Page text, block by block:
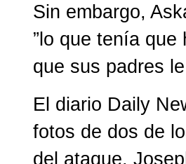
Sin embargo,
”lo que tenía que
que sus padres
El diario Daily
fotos de dos de
del ataque,